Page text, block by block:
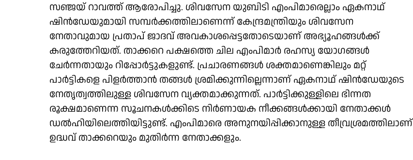
സഞ്ജയ് റാവത്ത് ആരോപിച്ചു. ശിവസേന യുബിടി എംപിമാരെല്ലാം ഏകനാഥ്
ഷിന്‍ഡേയുമായി സമ്പര്‍ക്കത്തിലാണെന്ന് കേന്ദ്രമന്ത്രിയും ശിവസേന
നേതാവുമായ പ്രതാപ് ജാദവ് അവകാശപ്പെട്ടതോടെയാണ് അഭ്യൂഹങ്ങള്‍ക്ക്
കരുത്തേറിയത്. താക്കറെ പക്ഷത്തെ ചില എംപിമാര്‍ രഹസ്യ യോഗങ്ങള്‍
ചേര്‍ന്നതായും റിപ്പോര്‍ട്ടുകളുണ്ട്. പ്രചാരണങ്ങള്‍ ശക്തമാണെങ്കിലും മറ്റ്
പാര്‍ട്ടികളെ പിളര്‍ത്താന്‍ തങ്ങള്‍ ശ്രമിക്കുന്നില്ലെന്നാണ് ഏകനാഥ് ഷിന്‍ഡേയുടെ
നേതൃത്വത്തിലുള്ള ശിവസേന വ്യക്തമാക്കുന്നത്. പാര്‍ട്ടിക്കുള്ളിലെ ഭിന്നത
രൂക്ഷമാണെന്ന സൂചനകള്‍ക്കിടെ നിര്‍ണായക നീക്കങ്ങള്‍ക്കായി നേതാക്കള്‍
ഡല്‍ഹിയിലെത്തിയിട്ടുണ്ട്. എംപിമാരെ അനുനയിപ്പിക്കാനുള്ള തീവ്രശ്രമത്തിലാണ്
ഉദ്ധവ് താക്കറെയും മുതിര്‍ന്ന നേതാക്കളും.